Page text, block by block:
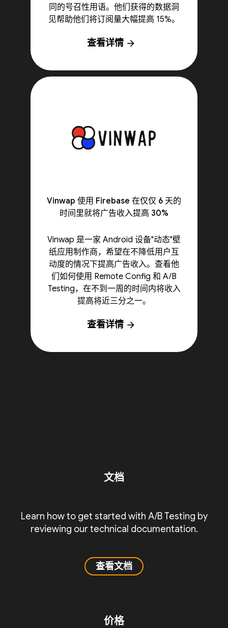
同的号召性用语。他们获得的数据洞
见帮助他们将订阅量大幅提高 15%。
查看详情 arrow_forward
Vinwap 使用 Firebase 在仅仅 6 天的
时间里就将广告收入提高 30%
Vinwap 是一家 Android 设备"动态"壁
纸应用制作商，希望在不降低用户互
动度的情况下提高广告收入。查看他
们如何使用 Remote Config 和 A/B
Testing，在不到一周的时间内将收入
提高将近三分之一。
查看详情 arrow_forward
文档
Learn how to get started with A/B Testing by
reviewing our technical documentation.
查看文档
价格